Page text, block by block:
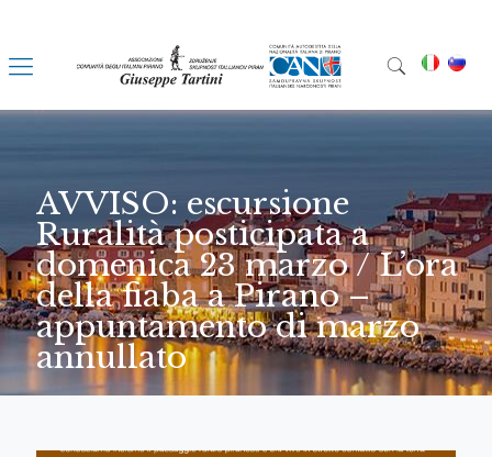
AVVISO: escursione
Ruralità posticipata a
domenica 23 marzo / L’ora
della fiaba a Pirano –
appuntamento di marzo
annullato